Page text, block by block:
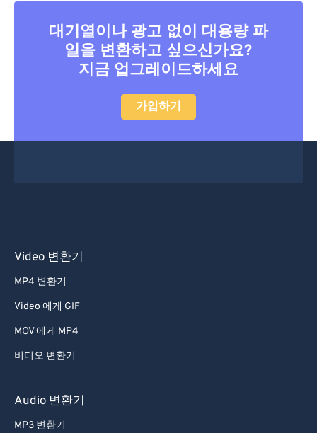
대기열이나 광고 없이 대용량 파
일을 변환하고 싶으신가요?
지금 업그레이드하세요
가입하기
Video 변환기
MP4 변환기
Video 에게 GIF
MOV 에게 MP4
비디오 변환기
Audio 변환기
MP3 변환기